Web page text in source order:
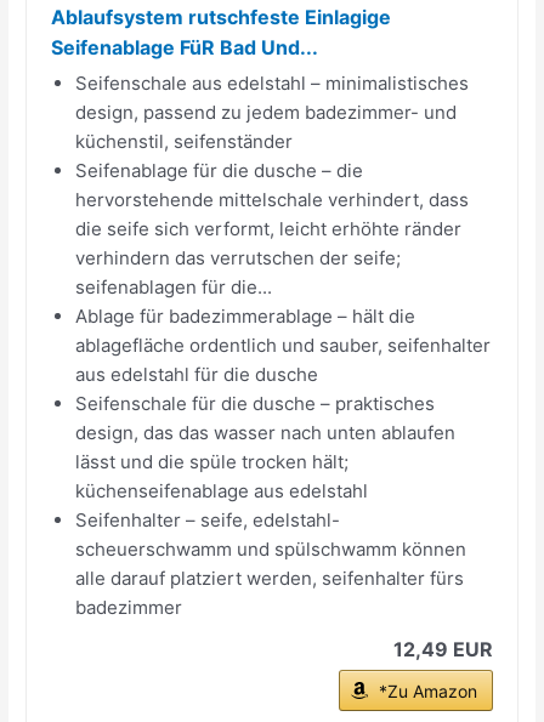
Ablaufsystem rutschfeste Einlagige
Seifenablage FüR Bad Und...
Seifenschale aus edelstahl – minimalistisches
design, passend zu jedem badezimmer- und
küchenstil, seifenständer
Seifenablage für die dusche – die
hervorstehende mittelschale verhindert, dass
die seife sich verformt, leicht erhöhte ränder
verhindern das verrutschen der seife;
seifenablagen für die...
Ablage für badezimmerablage – hält die
ablagefläche ordentlich und sauber, seifenhalter
aus edelstahl für die dusche
Seifenschale für die dusche – praktisches
design, das das wasser nach unten ablaufen
lässt und die spüle trocken hält;
küchenseifenablage aus edelstahl
Seifenhalter – seife, edelstahl-
scheuerschwamm und spülschwamm können
alle darauf platziert werden, seifenhalter fürs
badezimmer
12,49 EUR
*Zu Amazon